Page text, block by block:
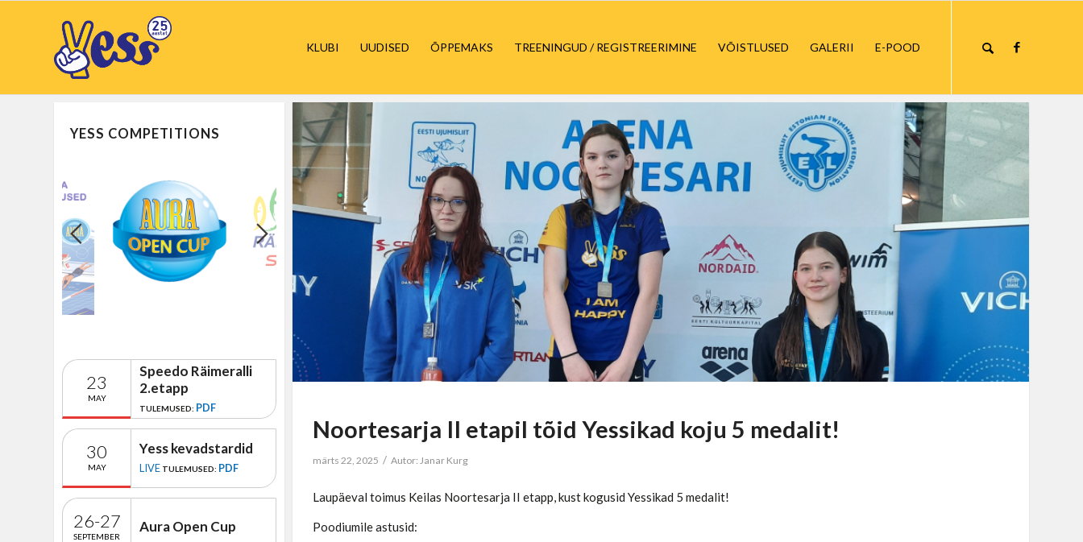
KLUBI UUDISED ÕPPEMAKS TREENINGUD / REGISTREERIMINE VÕISTLUSED GALERII E-POOD
Noortesarja II etapil tõid Yessikad koju 5 medalit!
märts 22, 2025 / Autor:Janar Kurg
Laupäeval toimus Keilas Noortesarja II etapp, kust kogusid Yessikad 5 medalit!
Poodiumile astusid:
YESS COMPETITIONS
23
MAY
Speedo Räimeralli
2.etapp
TULEMUSED: PDF
30
MAY
Yess kevadstardid
LIVE TULEMUSED: PDF
26-27
SEPTEMBER
Aura Open Cup